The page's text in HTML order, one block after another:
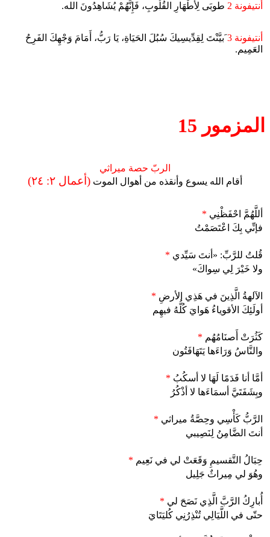
أنتيفونة 2 طوبَى لِأَطْهَارِ القُلُوبِ، فَإِنَّهُمْ يُشَاهِدُونَ الله.
أنتيفونة 3
َبيَّنْتَ لِقِدِّيسِيكَ سُبُلَ الحَيَاةِ، يَا رَبُّ، أَمَامَ وَجْهِكَ الفَرِحُ
العَمِيم.
المزمور 15
الربّ حصة ميراثي
أقام الله يسوع وأنقذه من أهوال الموت (أعمال ٢: ٢٤)
أللَّهُمَّ احْفَظْنِي *
فإنِّي بِكَ اعْتَصَمْتُ
قُلتُ للرَّبِّ: «أنتَ سَيِّدي *
ولا خَيْرَ لِي سِواكَ»
الآلهةُ الَّذِينَ في هَذِي الأرضِ *
أولَئِكَ الأقوياءُ هَوايَ كُلُّهُ فيهِم
كَثُرَتْ أَصنَامُهُم *
والنَّاسُ وَرَاءَها يَتَهَافَتُون
أمَّا أنا فَدَمًا لَهَا لا أسكُبُ *
وبِشَفَتَيَّ أسمَاءَها لا أذْكُرُ
الرَّبُّ كَأْسِي وحِصَّةُ ميراثي *
أنتَ الضَّامِنُ لِنَصِيبي
حِبَالُ التَّقسيمِ وَقَعَتْ لي في نَعِيم *
وهُوَ لي مِيراثٌ جَلِيل
أُبارِكُ الرَّبَّ الَّذِي نَصَحَ لي *
حتّى في اللَّيَالِي تُنْذِرُنِي كُليَتَايَ